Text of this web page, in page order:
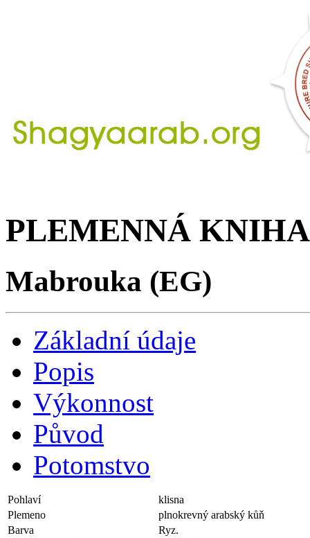
PLEMENNÁ
Mabrouka (EG)
Základní údaje
Popis
Výkonnost
Původ
Potomstvo
Pohlaví
klisna
Plemeno
plnokrevný arabský kůň
Barva
Ryz.